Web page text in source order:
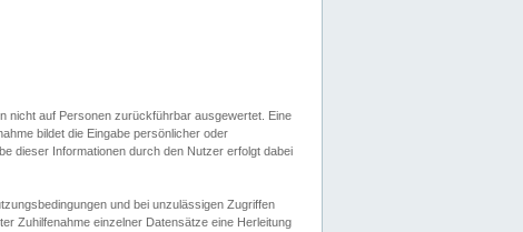
nicht auf Personen zurückführbar ausgewertet. Eine
bildet die Eingabe persönlicher oder
dieser Informationen durch den Nutzer erfolgt dabei
und bei unzulässigen Zugriffen
Zuhilfenahme einzelner Datensätze eine Herleitung